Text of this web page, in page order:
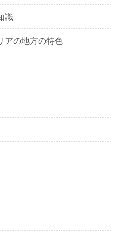
識
アの地方の特色